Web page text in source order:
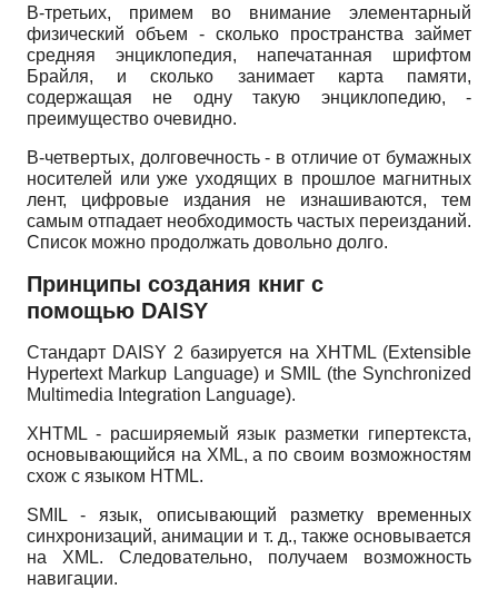
В-третьих, примем во внимание элементарный
физический объем - сколько пространства займет
средняя энциклопедия, напечатанная шрифтом
Брайля, и сколько занимает карта памяти,
содержащая не одну такую энциклопедию, -
преимущество очевидно.
В-четвертых, долговечность - в отличие от бумажных
носителей или уже уходящих в прошлое магнитных
лент, цифровые издания не изнашиваются, тем
самым отпадает необходимость частых переизданий.
Список можно продолжать довольно долго.
Принципы создания книг с
помощью DAISY
Стандарт DAISY 2 базируется на XHTML (Extensible
Hypertext Markup Language) и SMIL (the Synchronized
Multimedia Integration Language).
XHTML - расширяемый язык разметки гипертекста,
основывающийся на XML, а по своим возможностям
схож с языком HTML.
SMIL - язык, описывающий разметку временных
синхронизаций, анимации и т. д., также основывается
на XML. Следовательно, получаем возможность
навигации.